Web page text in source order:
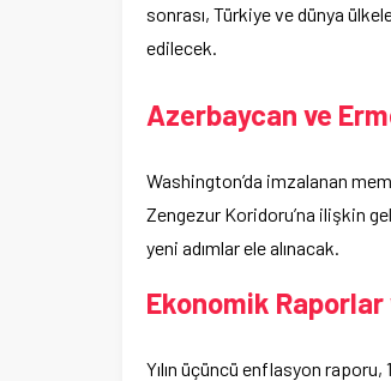
sonrası, Türkiye ve dünya
edilecek.
Azerbaycan ve
Washington’da imzalanan
Zengezur Koridoru’na ilişkin
yeni adımlar ele alınacak.
Ekonomik
Yılın üçüncü enflasyon